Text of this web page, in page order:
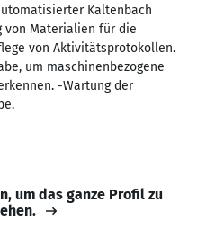
Kaltenbach
von Materialien für die
von Aktivitätsprotokollen.
um maschinenbezogene
-Wartung der
um das ganze Profil zu